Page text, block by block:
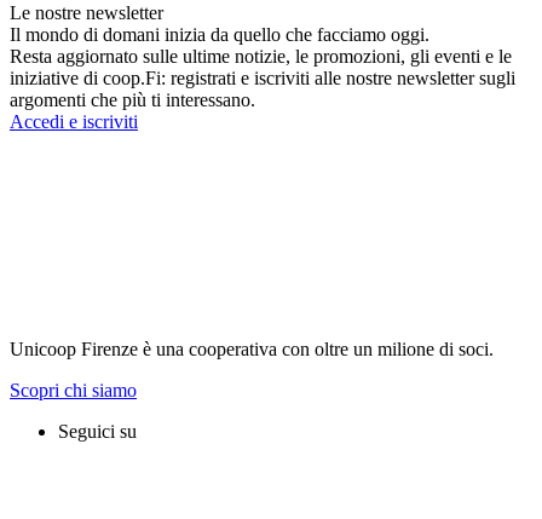
Le nostre newsletter
Il mondo di domani inizia da quello che facciamo oggi.
Resta aggiornato sulle ultime notizie, le promozioni, gli eventi e le
iniziative di coop.Fi: registrati e iscriviti alle nostre newsletter sugli
argomenti che più ti interessano.
Accedi e iscriviti
Unicoop Firenze è una cooperativa con oltre un milione di soci.
Scopri chi siamo
Seguici su